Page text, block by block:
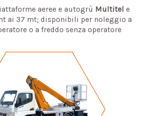
aeree e autogrù Multitel e
ai 37 mt; disponibili per noleggio a
o a freddo senza operatore